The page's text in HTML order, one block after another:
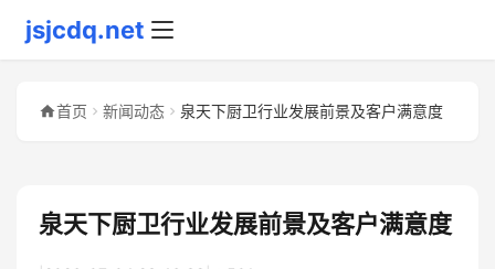
jsjcdq.net
首页 新闻动态 泉天下厨卫行业发展前景及客户满意度
泉天下厨卫行业发展前景及客户满意度